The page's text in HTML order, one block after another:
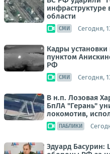
инфраструктуре
области
СМИ Сегодня,
Кадры
пунктом
РФ
СМИ Сегодня,
В н.п. Лозовая
БпЛА "Герань"
локомотив,
ПАБЛИКИ
Эдуард Басурин: